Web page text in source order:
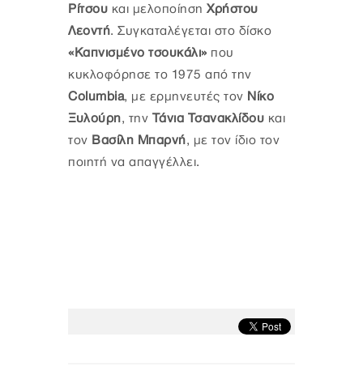
Ρίτσου και μελοποίηση Χρήστου
Λεοντή. Συγκαταλέγεται στο δίσκο
«Καπνισμένο τσουκάλι» που
κυκλοφόρησε το 1975 από την
Columbia, με ερμηνευτές τον Νίκο
Ξυλούρη, την Τάνια Τσανακλίδου και
τον Βασίλη Μπαρνή, με τον ίδιο τον
ποιητή να απαγγέλλει.